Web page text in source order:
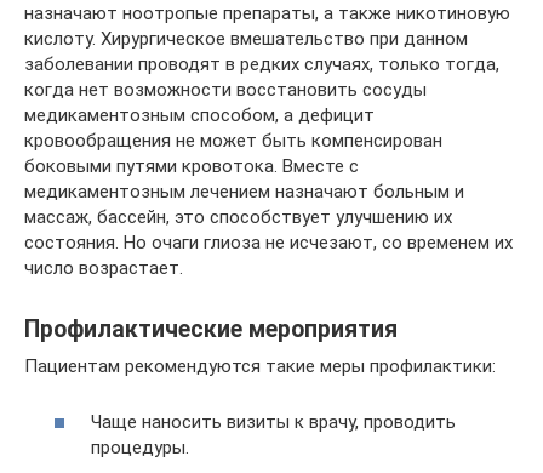
назначают ноотропые препараты, а также никотиновую
кислоту. Хирургическое вмешательство при данном
заболевании проводят в редких случаях, только тогда,
когда нет возможности восстановить сосуды
медикаментозным способом, а дефицит
кровообращения не может быть компенсирован
боковыми путями кровотока. Вместе с
медикаментозным лечением назначают больным и
массаж, бассейн, это способствует улучшению их
состояния. Но очаги глиоза не исчезают, со временем их
число возрастает.
Профилактические мероприятия
Пациентам рекомендуются такие меры профилактики:
Чаще наносить визиты к врачу, проводить
процедуры.